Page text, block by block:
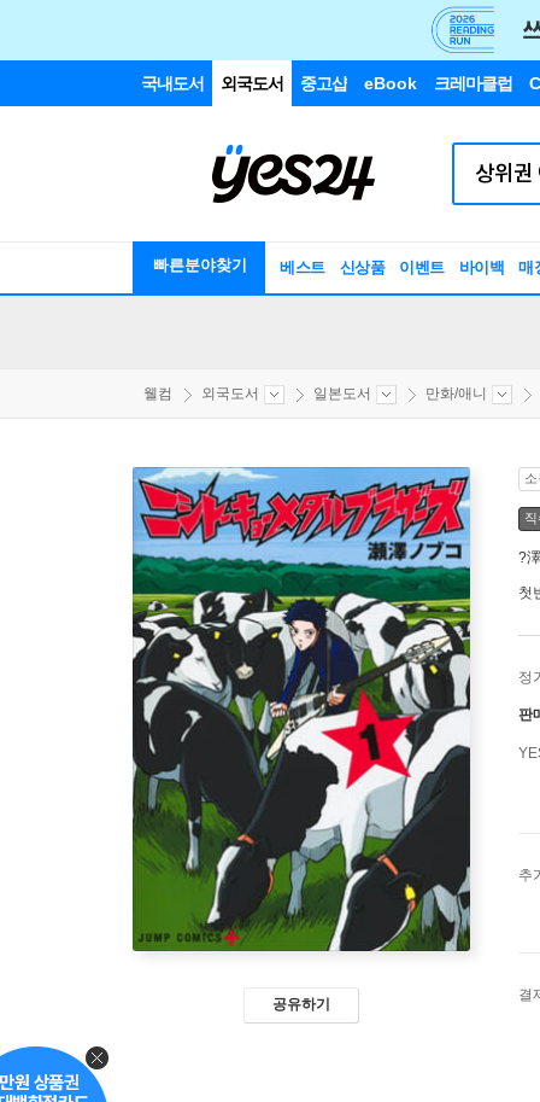
국내도서 외국도서 중고샵 eBook 크레마클럽
빠른분야찾기 베스트 신상품 이벤트 바이백 매
웰컴 외국도서 일본도서 만화/애니
공유하기
?
첫
정
판
추
결